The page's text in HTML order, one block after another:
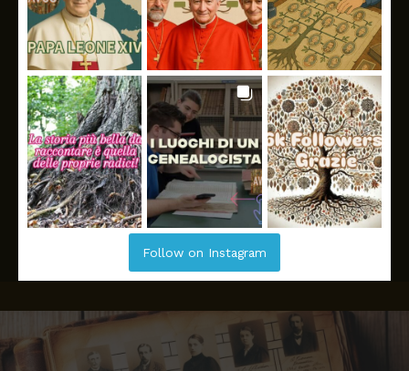
Follow on Instagram